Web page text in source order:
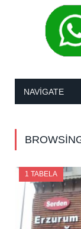
NAVIGATE
1 TABELA